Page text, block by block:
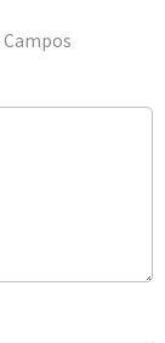
Campos